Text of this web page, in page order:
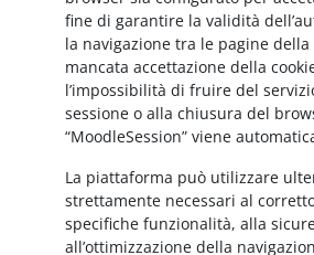
fine di garantire la validità
la navigazione tra le pagine
mancata accettazione della
l’impossibilità di fruire del
sessione o alla chiusura del
“MoodleSession” viene
La piattaforma può utilizzare
strettamente necessari al
specifiche funzionalità, alla
all’ottimizzazione della